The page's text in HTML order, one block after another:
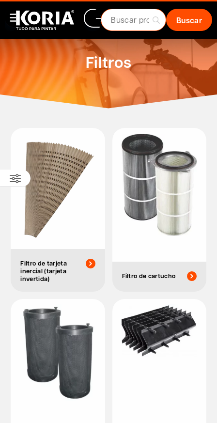
Filtros
Filtro de tarjeta
inercial (tarjeta
invertida)
Filtro de cartucho